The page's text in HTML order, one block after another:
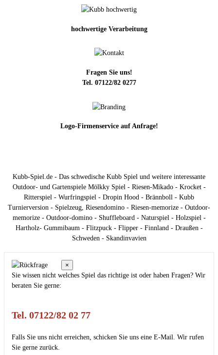
hochwertige Verarbeitung
Fragen Sie uns!
Tel. 07122/82 0277
Logo-Firmenservice auf Anfrage!
Kubb-Spiel.de - Das schwedische Kubb Spiel und weitere interessante
Outdoor- und Gartenspiele Mölkky Spiel - Riesen-Mikado - Krocket -
Ritterspiel - Wurfringspiel - Dropin Hood - Brännboll - Kubb
Turnierversion - Spielzeug, Riesendomino - Riesen-memorize - Outdoor-
memorize - Outdoor-domino - Shuffleboard - Naturspiel - Holzspiel -
Hartholz- Gummibaum - Flitzpuck - Flipper - Finnland - Draußen -
Schweden - Skandinvavien
×
Sie wissen nicht welches Spiel das richtige ist oder haben Fragen? Wir
beraten Sie gerne:
Tel. 07122/82 02 77
Falls Sie uns nicht erreichen, schicken Sie uns eine E-Mail. Wir rufen
Sie gerne zurück.